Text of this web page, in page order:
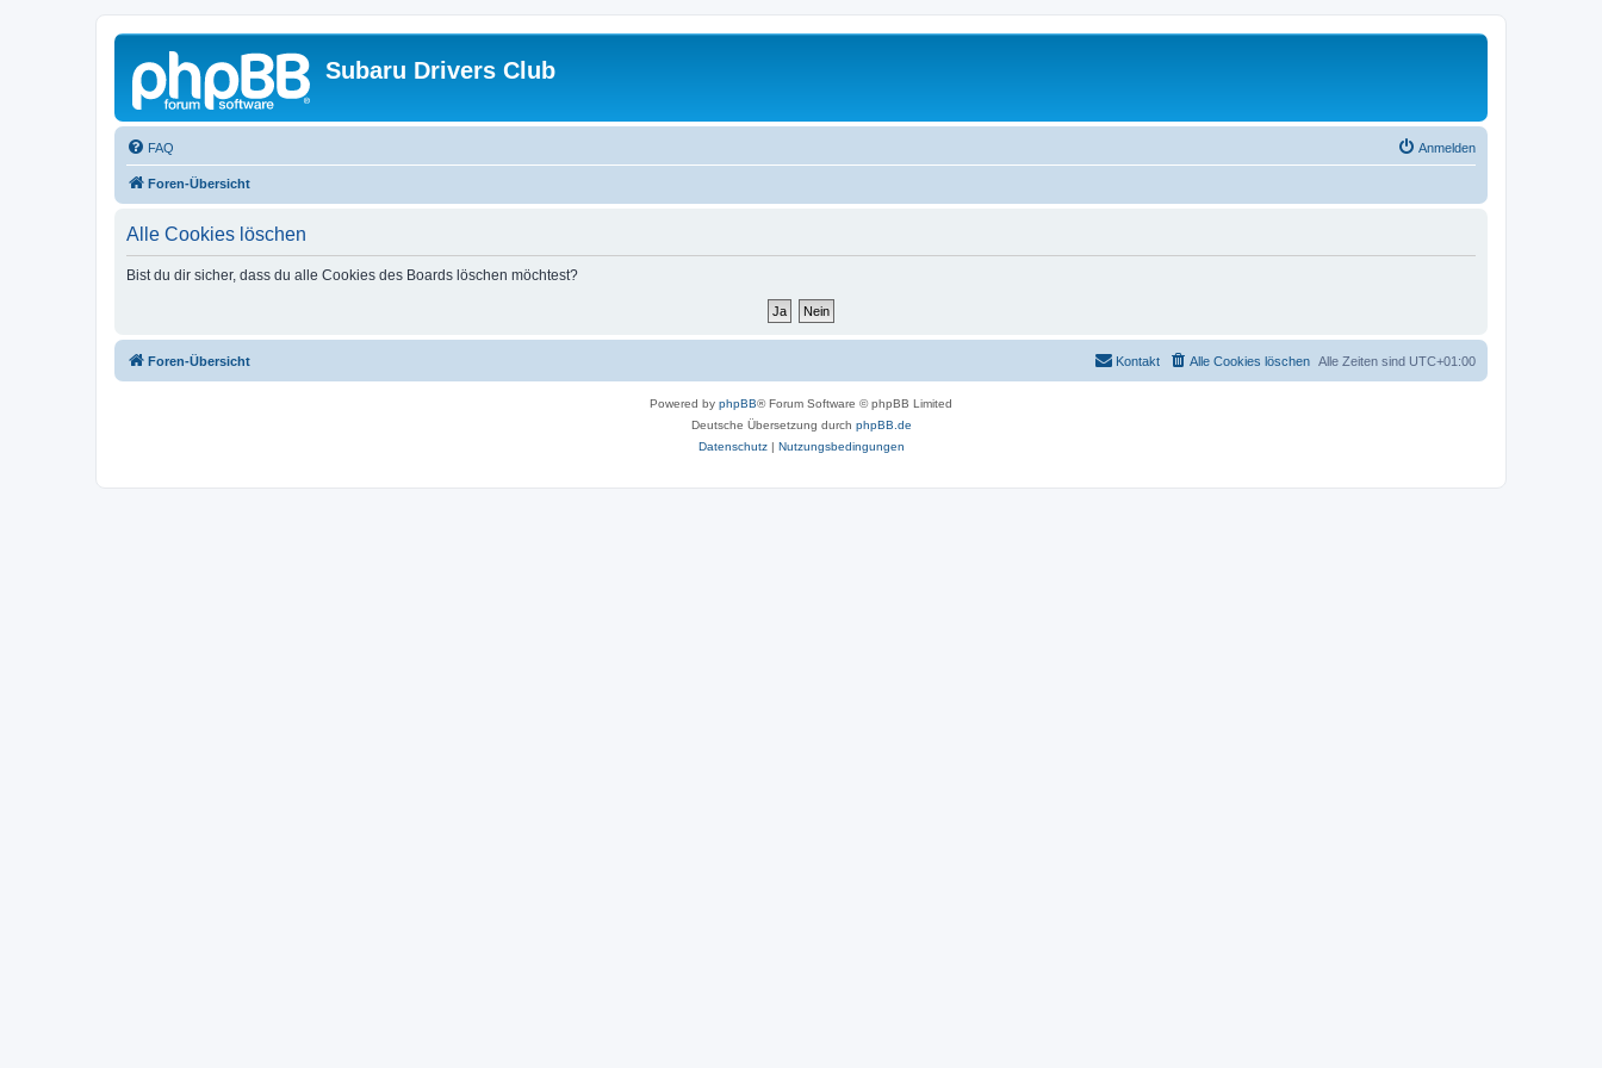
Subaru Drivers Club
FAQ Anmelden
Foren-Übersicht
Alle Cookies löschen
Bist du dir sicher, dass du alle Cookies des Boards löschen möchtest?
Foren-Übersicht Alle Zeiten sind UTC+01:00
Alle Cookies löschen
Kontakt
Powered by phpBB® Forum Software © phpBB Limited
Deutsche Übersetzung durch phpBB.de
Datenschutz| Nutzungsbedingungen